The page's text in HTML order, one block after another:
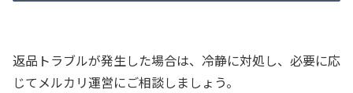
返品トラブルが発生した場合は、冷静に対処し、必要に応
じてメルカリ運営にご相談しましょう。